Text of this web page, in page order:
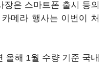
은 스마트폰 출시 등의
메라 행사는 이번이 처
올해 1월 수량 기준 국내